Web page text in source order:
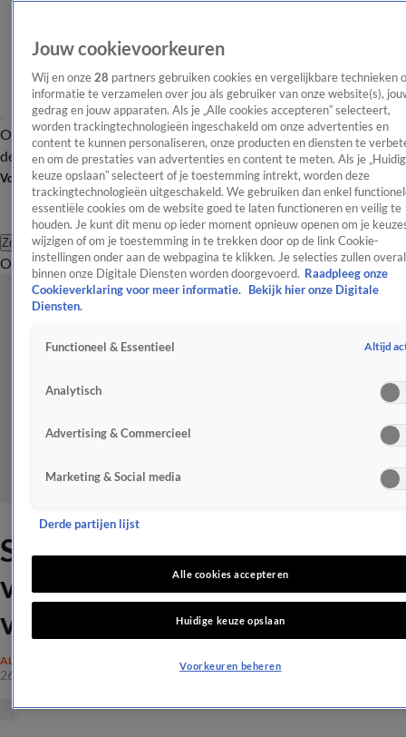
OverzichtAfleveringen Entertainment TV Algemeen
Tip
de redactieNieuwsbrief
Volg Shownieuws
Zoeken
OverzichtEntertainmentSpraakmakendRealityCrimeVideo's
Sean Penn vanuit Oekraïne:
volk is historisch symbool
voor moed
ALGEMEEN
26 feb 2022, 11:36
Jouw cookievoorkeuren
Wij en onze 28 partners gebruiken cookies en vergelijkbare technieken
informatie te verzamelen over jou als gebruiker van onze website(s),
gedrag en jouw apparaten. Als je „Alle cookies accepteren” selecteert,
worden trackingtechnologieën ingeschakeld om onze advertenties en
content te kunnen personaliseren, onze producten en diensten te
en om de prestaties van advertenties en content te meten. Als je
keuze opslaan” selecteert of je toestemming intrekt, worden deze
trackingtechnologieën uitgeschakeld. We gebruiken dan enkel
essentiële cookies om de website goed te laten functioneren en veilig te
houden. Je kunt dit menu op ieder moment opnieuw openen om je
wijzigen of om je toestemming in te trekken door op de link Cookie-
instellingen onder aan de webpagina te klikken. Je selecties zullen overal
binnen onze Digitale Diensten worden doorgevoerd. Raadpleeg onze
Cookieverklaring voor meer informatie.
Bekijk hier onze Digitale
Diensten.
Functioneel & Essentieel Altijd
Analytisch
Advertising & Commercieel
Marketing & Social media
Derde partijen lijst
Alle cookies accepteren
Huidige keuze opslaan
Voorkeuren beheren